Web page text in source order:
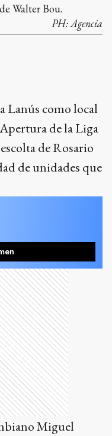
Walter Bou.
PH:Agencia
Lanús como local
de la Liga
de Rosario
de unidades que
Miguel